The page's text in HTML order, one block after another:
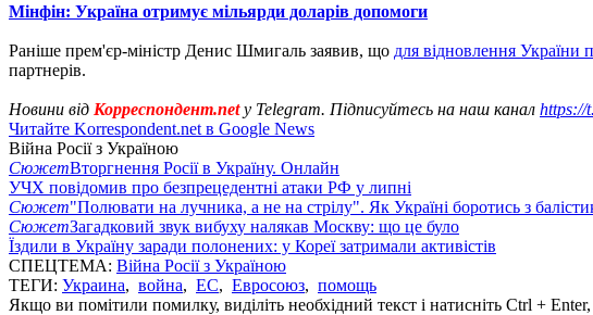
Мінфін: Україна отримує мільярди доларів допомоги
Раніше прем'єр-міністр Денис Шмигаль заявив, що для відновлення України
партнерів.
Новини від Корреспондент.netу Telegram. Підписуйтесь на наш канал https://
Читайте Korrespondent.net в Google News
Війна Росії з Україною
СюжетВторгнення Росії в Україну. Онлайн
УЧХ повідомив про безпрецедентні атаки РФ у липні
Сюжет"Полювати на лучника, а не на стрілу". Як Україні боротись з
СюжетЗагадковий звук вибуху налякав Москву: що це було
Їздили в Україну заради полонених: у Кореї затримали активістів
СПЕЦТЕМА: Війна Росії з Україною
ТЕГИ: Украина, война, ЕС, Евросоюз, помощь
Якщо ви помітили помилку, виділіть необхідний текст і натисніть Ctrl +